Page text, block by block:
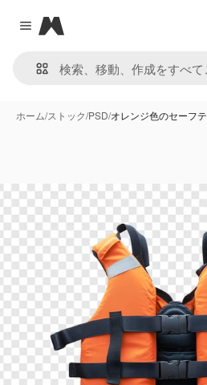
Close menu
Magnific
ホーム/ストック/PSD/オレンジ色のセーフ